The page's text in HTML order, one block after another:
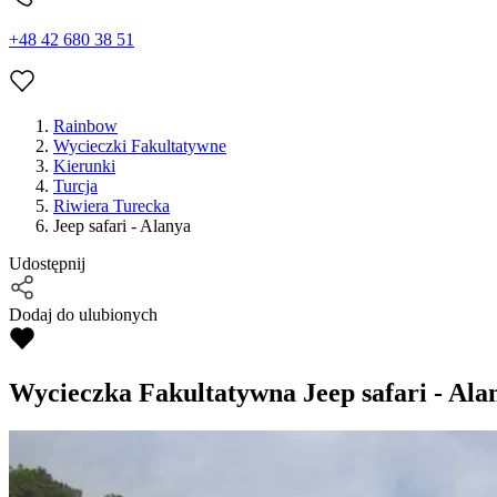
+48 42 680 38 51
Rainbow
Wycieczki Fakultatywne
Kierunki
Turcja
Riwiera Turecka
Jeep safari - Alanya
Udostępnij
Dodaj do ulubionych
Wycieczka Fakultatywna Jeep safari -